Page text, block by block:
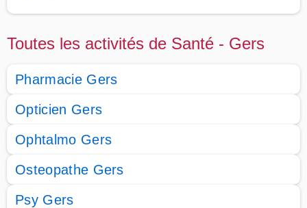
Toutes les activités de Santé - Gers
Pharmacie Gers
Opticien Gers
Ophtalmo Gers
Osteopathe Gers
Psy Gers